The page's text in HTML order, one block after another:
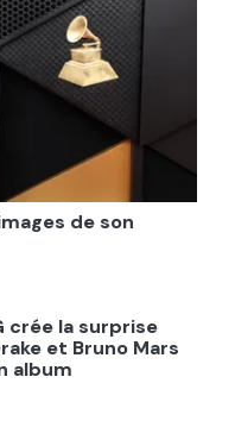
de son
crée la surprise
et Bruno Mars
album